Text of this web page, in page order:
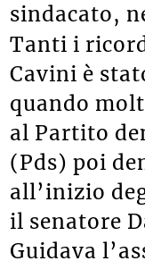
sindacato,
Tanti i
Cavini è
quando
al Partito
(Pds) poi
all’inizio
il senatore
Guidava